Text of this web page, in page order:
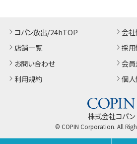
コパン放出/24hTOP
店舗一覧
お問い合わせ
利用規約
会
採
会
個
株式会社コパン
© COPIN Corporation. All